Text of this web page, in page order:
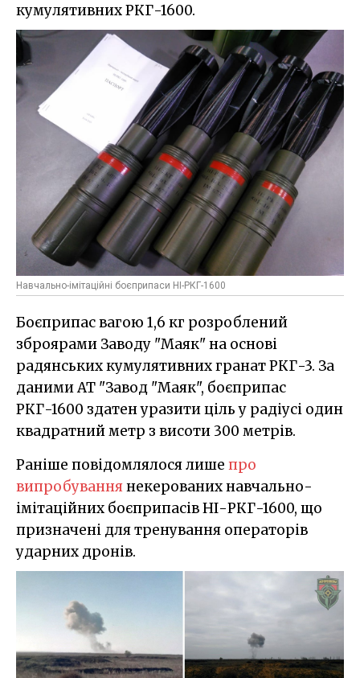
кумулятивних РКГ-1600.
Навчально-імітаційні боєприпаси HІ-РКГ-1600
Боєприпас вагою 1,6 кг розроблений
зброярами Заводу "Маяк" на основі
радянських кумулятивних гранат РКГ-3. За
даними АТ "Завод "Маяк", боєприпас
РКГ-1600 здатен уразити ціль у радіусі один
квадратний метр з висоти 300 метрів.
Раніше повідомлялося лише про
випробуваннянекерованих навчально-
імітаційних боєприпасів HІ-РКГ-1600, що
призначені для тренування операторів
ударних дронів.